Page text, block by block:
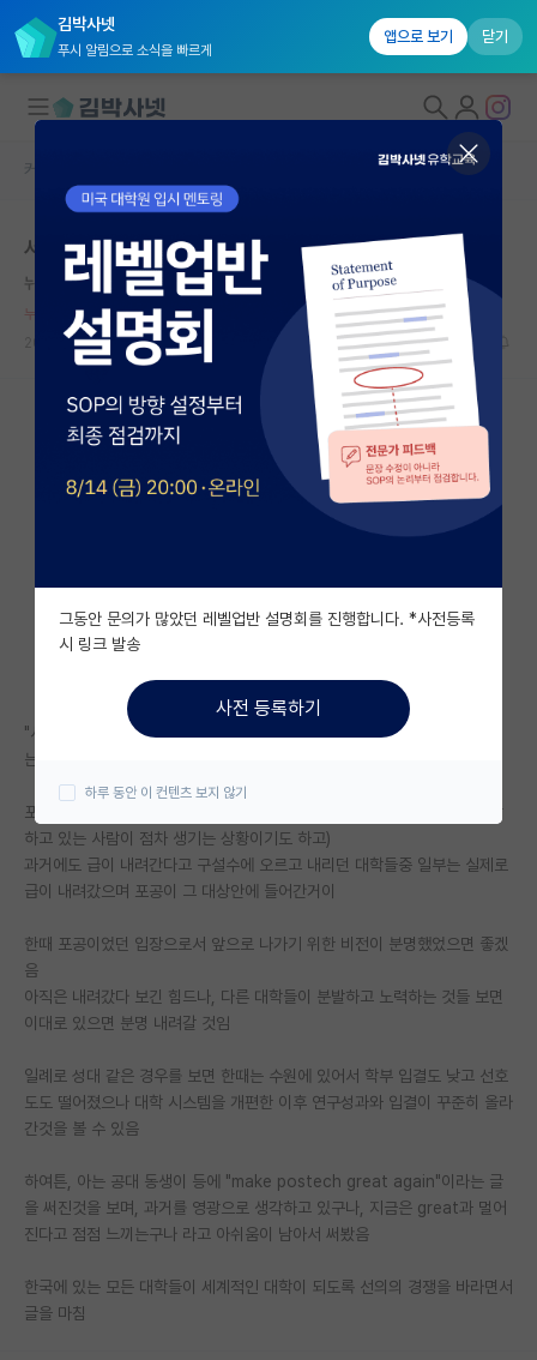
김박사넷
푸시 알림으로 소식을 빠르게
앱으로 보기 닫기
대학원생 모집
국내대학원 정보
연구실&오픈랩
커뮤니티
커뮤니티 홈
전체글보기
베스트 게시판
자유 게시판(아무개랩)
미국 유학 게시판
미국 대학원 합격 후기 게시판
대학원생 모집 게시판
연구실(PI) 홍보 게시판
석박사 채용 정보 게시판
취업 게시판
임용 후기 게시판
PI 전용 게시판
특수/전문대학원 게시판
장학금/장학생 게시판
커뮤니티 홈
서울대가 카이스트보다 선호도가 낮음
뉘우치는 코페르니쿠스
누적 신고가 50개 이상인 사용자입니다.
2023.12.09
21 10622
"서울대가 카이스트보다 선호도가 낮음"이라고 했을때 사람들이 공감을 하
는 사람들은 많이 없을꺼임 (그 반대도 그럴것이고)
포공이 자꾸 공격을 당하는것은 급이 내려가기 일부 직전이라는 말임 (공감
하고 있는 사람이 점차 생기는 상황이기도 하고)
과거에도 급이 내려간다고 구설수에 오르고 내리던 대학들중 일부는 실제로
급이 내려갔으며 포공이 그 대상안에 들어간거이
한때 포공이었던 입장으로서 앞으로 나가기 위한 비전이 분명했었으면 좋겠
음
아직은 내려갔다 보긴 힘드나, 다른 대학들이 분발하고 노력하는 것들 보면
이대로 있으면 분명 내려갈 것임
일례로 성대 같은 경우를 보면 한때는 수원에 있어서 학부 입결도 낮고 선호
도도 떨어졌으나 대학 시스템을 개편한 이후 연구성과와 입결이 꾸준히 올라
간것을 볼 수 있음
하여튼, 아는 공대 동생이 등에 "make postech great again"이라는 글
을 써진것을 보며, 과거를 영광으로 생각하고 있구나, 지금은 great과 멀어
진다고 점점 느끼는구나 라고 아쉬움이 남아서 써봤음
한국에 있는 모든 대학들이 세계적인 대학이 되도록 선의의 경쟁을 바라면서
글을 마침
그동안 문의가 많았던 레벨업반 설명회를 진행합니다. *사전등록
시 링크 발송
사전 등록하기
하루 동안 이 컨텐츠 보지 않기